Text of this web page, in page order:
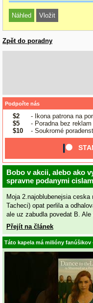
Zpět do poradny
Podpořte nás
$2
- Ikona patrona na
$5
- Poradna bez reklam
$10
- Soukromé
Bobo v akcii, alebo ako
spravne podanymi
Moja 2.najoblubenejsia
Tacheci) opat perlila a
ale uz zabudla povedat B.
Přejít na článek
Táto kapela má milióny fanúšikov